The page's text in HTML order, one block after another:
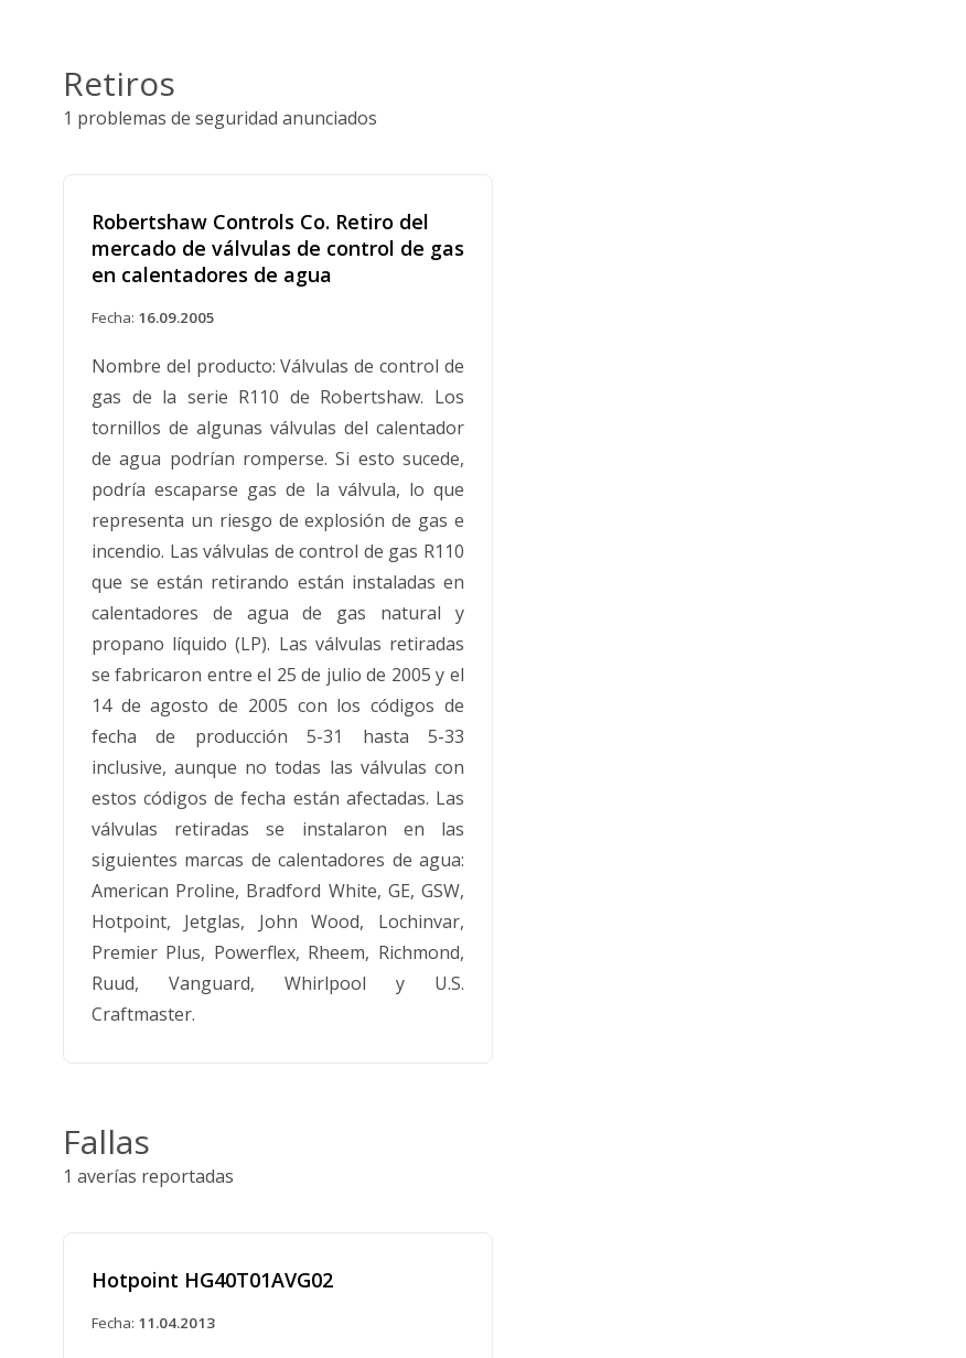
Retiros
1 problemas de seguridad anunciados
Robertshaw Controls Co. Retiro del
mercado de válvulas de control de gas
en calentadores de agua
Fecha: 16.09.2005
Nombre del producto: Válvulas de control de
gas de la serie R110 de Robertshaw. Los
tornillos de algunas válvulas del calentador
de agua podrían romperse. Si esto sucede,
podría escaparse gas de la válvula, lo que
representa un riesgo de explosión de gas e
incendio. Las válvulas de control de gas R110
que se están retirando están instaladas en
calentadores de agua de gas natural y
propano líquido (LP). Las válvulas retiradas
se fabricaron entre el 25 de julio de 2005 y el
14 de agosto de 2005 con los códigos de
fecha de producción 5-31 hasta 5-33
inclusive, aunque no todas las válvulas con
estos códigos de fecha están afectadas. Las
válvulas retiradas se instalaron en las
siguientes marcas de calentadores de agua:
American Proline, Bradford White, GE, GSW,
Hotpoint, Jetglas, John Wood, Lochinvar,
Premier Plus, Powerflex, Rheem, Richmond,
Ruud, Vanguard, Whirlpool y U.S.
Craftmaster.
Fallas
1 averías reportadas
Hotpoint HG40T01AVG02
Fecha: 11.04.2013